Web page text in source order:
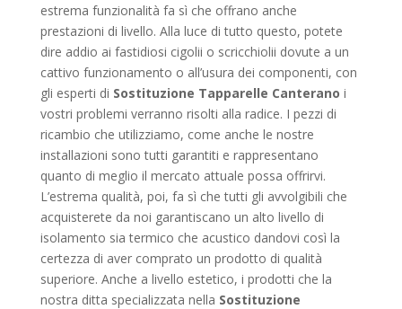
estrema funzionalità fa sì che offrano anche
prestazioni di livello. Alla luce di tutto questo, potete
dire addio ai fastidiosi cigolii o scricchiolii dovute a un
cattivo funzionamento o all’usura dei componenti, con
gli esperti di Sostituzione Tapparelle Canterano i
vostri problemi verranno risolti alla radice. I pezzi di
ricambio che utilizziamo, come anche le nostre
installazioni sono tutti garantiti e rappresentano
quanto di meglio il mercato attuale possa offrirvi.
L’estrema qualità, poi, fa sì che tutti gli avvolgibili che
acquisterete da noi garantiscano un alto livello di
isolamento sia termico che acustico dandovi così la
certezza di aver comprato un prodotto di qualità
superiore. Anche a livello estetico, i prodotti che la
nostra ditta specializzata nella Sostituzione